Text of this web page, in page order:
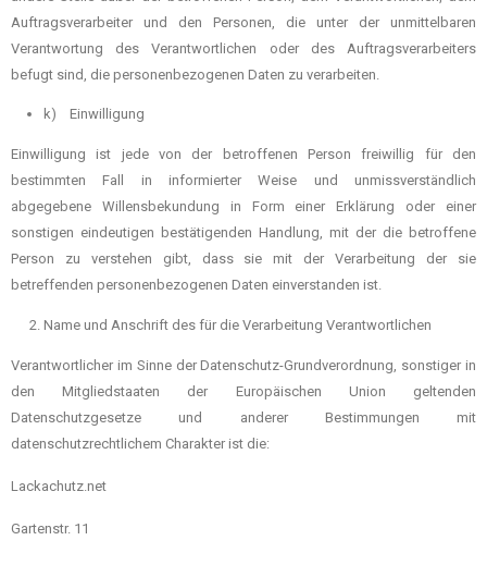
Auftragsverarbeiter und den Personen, die unter der unmittelbaren
Verantwortung des Verantwortlichen oder des Auftragsverarbeiters
befugt sind, die personenbezogenen Daten zu verarbeiten.
k) Einwilligung
Einwilligung ist jede von der betroffenen Person freiwillig für den
bestimmten Fall in informierter Weise und unmissverständlich
abgegebene Willensbekundung in Form einer Erklärung oder einer
sonstigen eindeutigen bestätigenden Handlung, mit der die betroffene
Person zu verstehen gibt, dass sie mit der Verarbeitung der sie
betreffenden personenbezogenen Daten einverstanden ist.
Name und Anschrift des für die Verarbeitung Verantwortlichen
Verantwortlicher im Sinne der Datenschutz-Grundverordnung, sonstiger in
den Mitgliedstaaten der Europäischen Union geltenden
Datenschutzgesetze und anderer Bestimmungen mit
datenschutzrechtlichem Charakter ist die:
Lackachutz.net
Gartenstr. 11